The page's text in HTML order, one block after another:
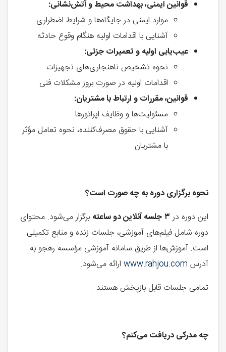
قوانین ایمنی، بهداشت محیط و آتش‌نشانی:
موارد ایمنی در جایگاه‌ها و شرایط اضطراری
آشنایی با اقدامات اولیه هنگام وقوع حادثه
عیب‌یابی اولیه و تعمیرات جزئی:
نحوه تشخیص ناهنجاری‌های تجهیزات
اقدامات اولیه در صورت بروز مشکلات فنی
قوانین، مقررات و ارتباط با مشتریان:
مسئولیت‌ها و وظایف اپراتورها
آشنایی با حقوق مصرف‌کننده، نحوه تعامل مؤثر
با مشتریان
نحوه برگزاری دوره به چه صورت است؟
این دوره در۳جلسه آنلاین دو ساعته برگزار می‌شود. محتوای
دوره شامل فیلم‌های آموزشی، جلسات زنده و منابع تکمیلی
است. آموزش‌ها از طریق سامانه آموزشی مؤسسه رهجو به
آدرس www.rahjou.com ارائه می‌شود.
تمامی جلسات قابل بازپخش هستند .
چه مدرکی دریافت می‌کنم؟